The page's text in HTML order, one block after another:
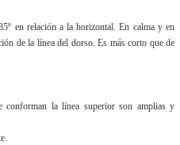
en relación a la horizontal. En calma y en
de la línea del dorso. Es más corto que de
conforman la línea superior son amplias y